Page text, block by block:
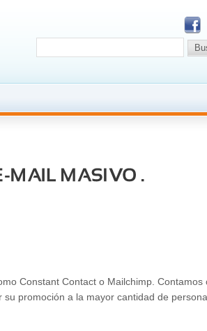
Constant Contact o Mailchimp. Contamos
promoción a la mayor cantidad de